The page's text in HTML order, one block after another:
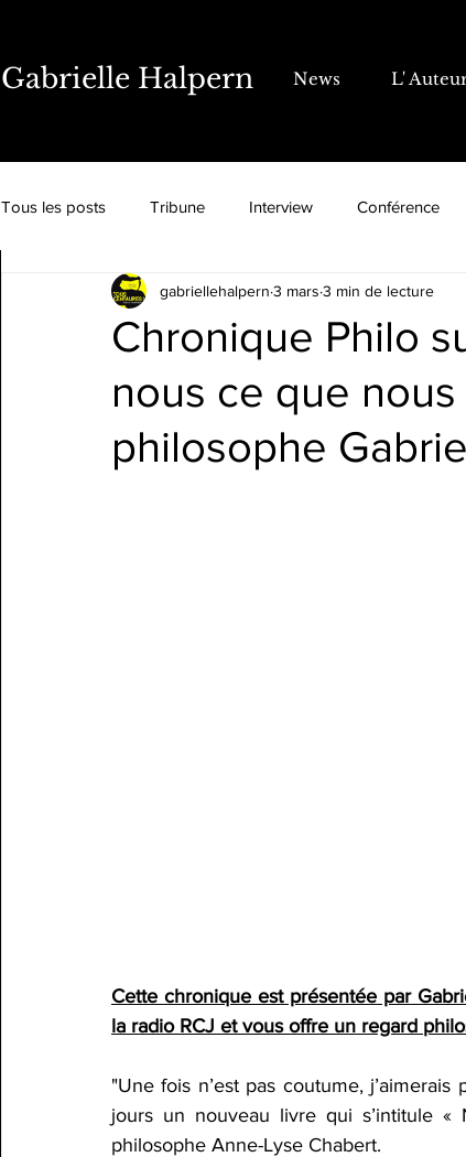
Gabrielle Halpern News L'
Tous les posts Tribune Interview Conférence
Chronique Philo
nous ce que
philosophe
gabriellehalpern 3 mars 3 min de lecture
Cette chronique est présentée par
la radio RCJ et vous offre un regard
"Une fois n’est pas coutume,
jours un nouveau livre qui s’intitule «
philosophe Anne-Lyse Chabert.